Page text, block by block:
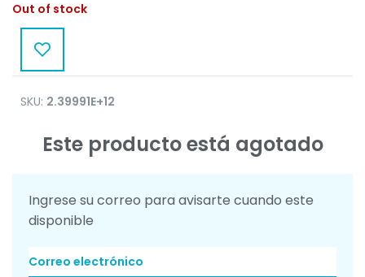
Out of stock
SKU: 2.39991E+12
Este producto está agotado
Ingrese su correo para avisarte cuando este
disponible